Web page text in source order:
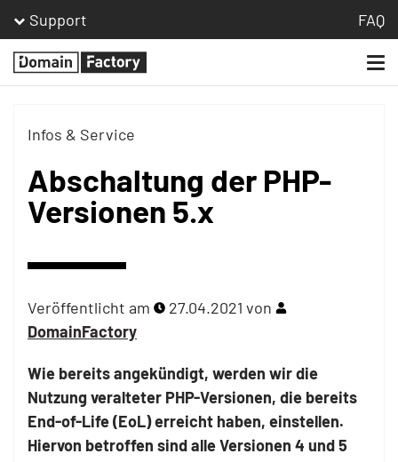
Support FAQ
Homepage
Infos & Service
Abschaltung der PHP-
Versionen 5.x
Veröffentlicht am 27.04.2021 von
DomainFactory
Wie bereits angekündigt, werden wir die
Nutzung veralteter PHP-Versionen, die bereits
End-of-Life (EoL) erreicht haben, einstellen.
Hiervon betroffen sind alle Versionen 4 und 5